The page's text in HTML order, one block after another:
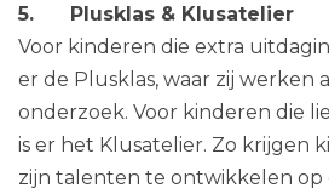
5. Plusklas & Klusatelier
Voor kinderen die extra
er de Plusklas, waar zij werken
onderzoek. Voor kinderen die
is er het Klusatelier. Zo krijgen
zijn talenten te ontwikkelen op